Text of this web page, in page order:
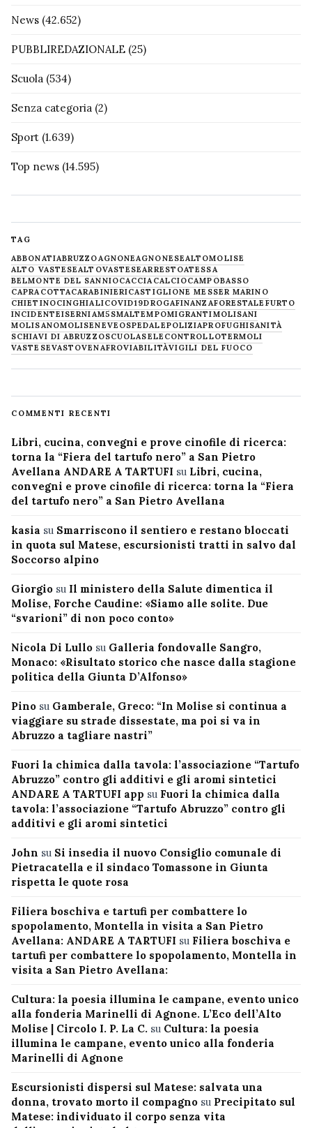
News (42.652)
PUBBLIREDAZIONALE (25)
Scuola (534)
Senza categoria (2)
Sport (1.639)
Top news (14.595)
TAG
ABBONATIABRUZZOAGNONEAGNONESEALTOMOLISE
ALTO VASTESEALTOVASTESEARRESTOATESSA
BELMONTE DEL SANNIOCACCIACALCIOCAMPOBASSO
CAPRACOTTACARABINIERICASTIGLIONE MESSER MARINO
CHIETINOCINGHIALICOVID19DROGAFINANZAFORESTALE FURTO
INCIDENTEISERNIAM5SMALTEMPOMIGRANTIMOLISANI
MOLISANOMOLISENEVE OSPEDALEPOLIZIAPROFUGHISANITÀ
SCHIAVI DI ABRUZZOSCUOLASELECONTROLLOTERMOLI
VASTESEVASTOVENAFROVIABILITÀVIGILI DEL FUOCO
COMMENTI RECENTI
Libri, cucina, convegni e prove cinofile di ricerca:
torna la “Fiera del tartufo nero” a San Pietro
Avellana ANDARE A TARTUFI su Libri, cucina,
convegni e prove cinofile di ricerca: torna la “Fiera
del tartufo nero” a San Pietro Avellana
kasia su Smarriscono il sentiero e restano bloccati
in quota sul Matese, escursionisti tratti in salvo dal
Soccorso alpino
Giorgio su Il ministero della Salute dimentica il
Molise, Forche Caudine: «Siamo alle solite. Due
“svarioni” di non poco conto»
Nicola Di Lullo su Galleria fondovalle Sangro,
Monaco: «Risultato storico che nasce dalla stagione
politica della Giunta D’Alfonso»
Pino su Gamberale, Greco: “In Molise si continua a
viaggiare su strade dissestate, ma poi si va in
Abruzzo a tagliare nastri”
Fuori la chimica dalla tavola: l’associazione “Tartufo
Abruzzo” contro gli additivi e gli aromi sintetici
ANDARE A TARTUFI app su Fuori la chimica dalla
tavola: l’associazione “Tartufo Abruzzo” contro gli
additivi e gli aromi sintetici
John su Si insedia il nuovo Consiglio comunale di
Pietracatella e il sindaco Tomassone in Giunta
rispetta le quote rosa
Filiera boschiva e tartufi per combattere lo
spopolamento, Montella in visita a San Pietro
Avellana: ANDARE A TARTUFI su Filiera boschiva e
tartufi per combattere lo spopolamento, Montella in
visita a San Pietro Avellana:
Cultura: la poesia illumina le campane, evento unico
alla fonderia Marinelli di Agnone. L’Eco dell’Alto
Molise | Circolo I. P. La C. su Cultura: la poesia
illumina le campane, evento unico alla fonderia
Marinelli di Agnone
Escursionisti dispersi sul Matese: salvata una
donna, trovato morto il compagno su Precipitato sul
Matese: individuato il corpo senza vita